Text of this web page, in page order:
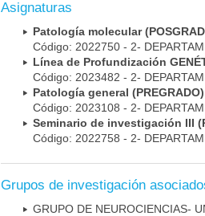
Asignaturas
Patología molecular
Código: 2022750 - 2-
Línea de Profundización
Código: 2023482 - 2-
Patología general (PREGRADO)
Código: 2023108 - 2-
Seminario de investigación III
Código: 2022758 - 2-
Grupos de investigación
GRUPO DE NEUROCIENCIAS-